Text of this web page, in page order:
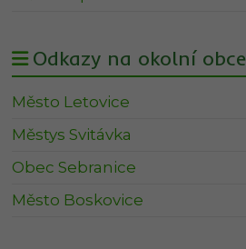
Odkazy na okolní obce
Město Letovice
Městys Svitávka
Obec Sebranice
Město Boskovice